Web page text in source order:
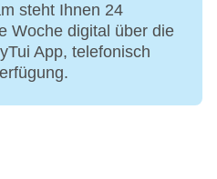
steht Ihnen 24
Woche digital über die
App, telefonisch